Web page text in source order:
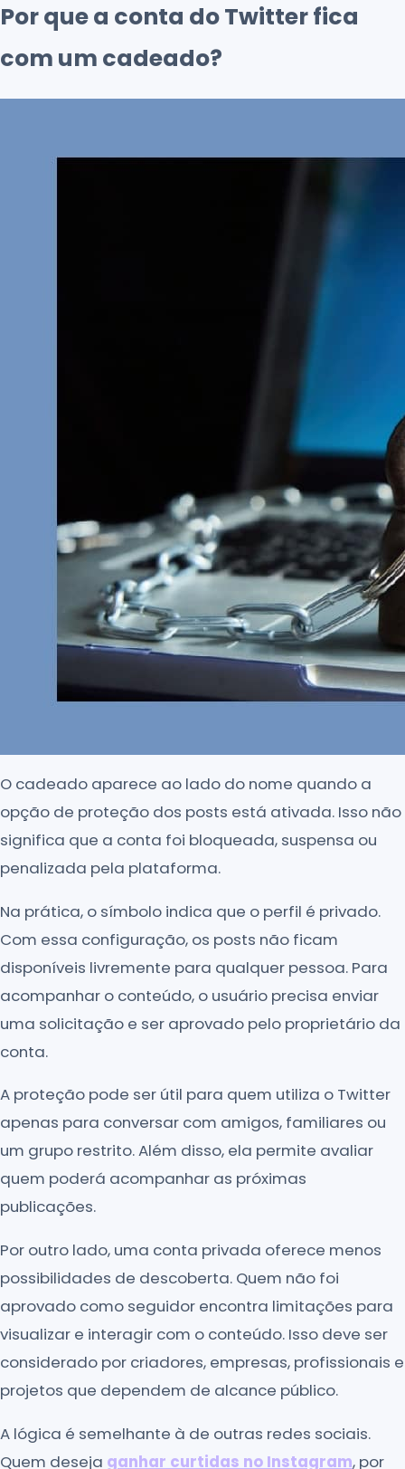
Por que a conta do Twitter fica
com um cadeado?
O cadeado aparece ao lado do nome quando a
opção de proteção dos posts está ativada. Isso não
significa que a conta foi bloqueada, suspensa ou
penalizada pela plataforma.
Na prática, o símbolo indica que o perfil é privado.
Com essa configuração, os posts não ficam
disponíveis livremente para qualquer pessoa. Para
acompanhar o conteúdo, o usuário precisa enviar
uma solicitação e ser aprovado pelo proprietário da
conta.
A proteção pode ser útil para quem utiliza o Twitter
apenas para conversar com amigos, familiares ou
um grupo restrito. Além disso, ela permite avaliar
quem poderá acompanhar as próximas
publicações.
Por outro lado, uma conta privada oferece menos
possibilidades de descoberta. Quem não foi
aprovado como seguidor encontra limitações para
visualizar e interagir com o conteúdo. Isso deve ser
considerado por criadores, empresas, profissionais e
projetos que dependem de alcance público.
A lógica é semelhante à de outras redes sociais.
Quem deseja ganhar curtidas no Instagram, por